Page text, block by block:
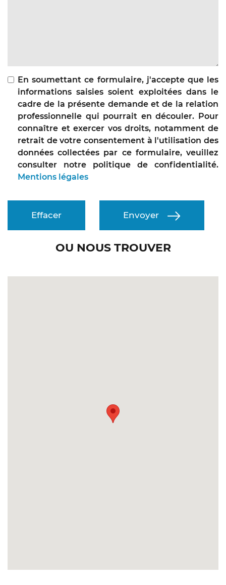
En soumettant ce formulaire, j'accepte que les
informations saisies soient exploitées dans le
cadre de la présente demande et de la relation
professionnelle qui pourrait en découler. Pour
connaître et exercer vos droits, notamment de
retrait de votre consentement à l'utilisation des
données collectées par ce formulaire, veuillez
consulter notre politique de confidentialité.
Mentions légales
Effacer Envoyer
OU NOUS TROUVER